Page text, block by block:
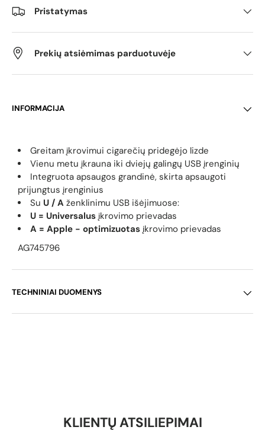
Pristatymas
Prekių atsiėmimas parduotuvėje
INFORMACIJA
Greitam įkrovimui cigarečių pridegėjo lizde
Vienu metu įkrauna iki dviejų galingų USB įrenginių
Integruota apsaugos grandinė, skirta apsaugoti
prijungtus įrenginius
Su U / A ženklinimu USB išėjimuose:
U = Universalusįkrovimo prievadas
A = Apple - optimizuotasįkrovimo prievadas
AG745796
TECHNINIAI DUOMENYS
KLIENTŲ ATSILIEPIMAI